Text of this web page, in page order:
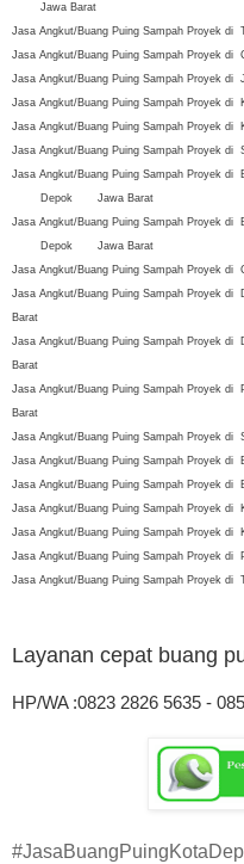
Jawa Barat
Jasa Angkut/Buang Puing Sampah Proyek di
Jasa Angkut/Buang Puing Sampah Proyek di
Jasa Angkut/Buang Puing Sampah Proyek di
Jasa Angkut/Buang Puing Sampah Proyek di
Jasa Angkut/Buang Puing Sampah Proyek di
Jasa Angkut/Buang Puing Sampah Proyek di
Jasa Angkut/Buang Puing Sampah Proyek di
Depok
Jawa Barat
Jasa Angkut/Buang Puing Sampah Proyek di
Depok
Jawa Barat
Jasa Angkut/Buang Puing Sampah Proyek di
Jasa Angkut/Buang Puing Sampah Proyek di
Barat
Jasa Angkut/Buang Puing Sampah Proyek di
Barat
Jasa Angkut/Buang Puing Sampah Proyek di
Barat
Jasa Angkut/Buang Puing Sampah Proyek di
Jasa Angkut/Buang Puing Sampah Proyek di
Jasa Angkut/Buang Puing Sampah Proyek di
Jasa Angkut/Buang Puing Sampah Proyek di
Jasa Angkut/Buang Puing Sampah Proyek di
Jasa Angkut/Buang Puing Sampah Proyek di
Jasa Angkut/Buang Puing Sampah Proyek di
Layanan cepat buang
HP/WA :0823 2826 5635 -